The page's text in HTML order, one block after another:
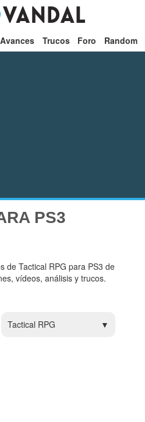
Avances Trucos Foro Random
PS3
de Tactical RPG para PS3 de
vídeos, análisis y trucos.
Tactical RPG